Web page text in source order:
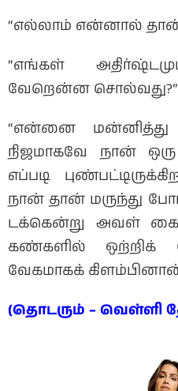
“எல்லாம் என்னால்
“எங்கள்
வேறென்ன சொல்வது?”
“என்னை மன்னித்து
நிஜமாகவே நான்
எப்படி
நான் தான் மருந்து
டக்கென்று அவள்
கண்களில் ஒற்றிக்
வேகமாகக்
(தொடரும் – வெள்ளி